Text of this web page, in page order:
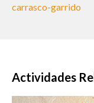
carrasco-garrido
Actividades